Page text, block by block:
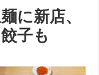
に新店、
子も